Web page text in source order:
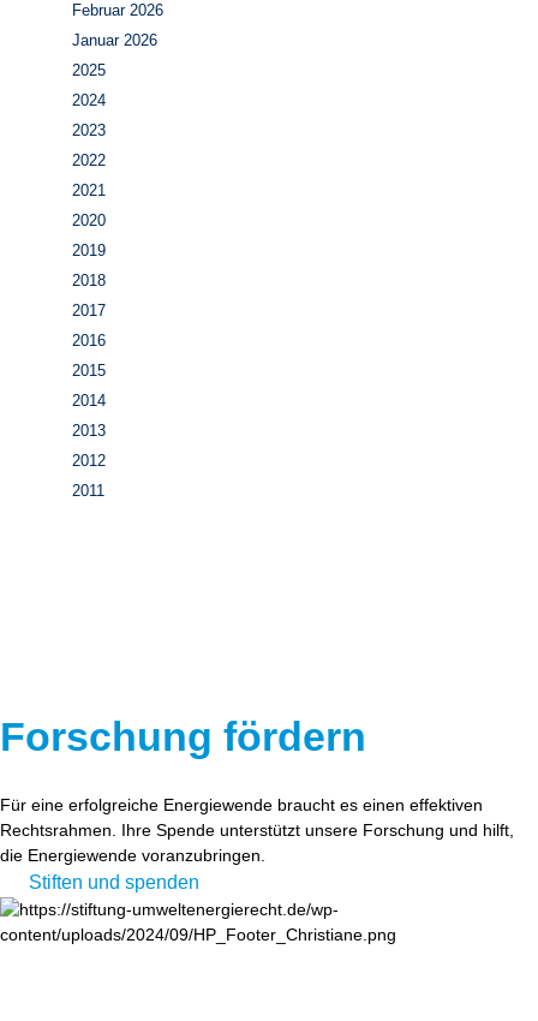
Februar 2026
Januar 2026
2025
2024
2023
2022
2021
2020
2019
2018
2017
2016
2015
2014
2013
2012
2011
Forschung fördern
Für eine erfolgreiche Energiewende braucht es einen effektiven
Rechtsrahmen. Ihre Spende unterstützt unsere Forschung und hilft,
die Energiewende voranzubringen.
Stiften und spenden